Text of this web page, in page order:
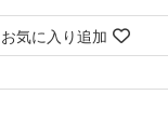
お気に入り追加